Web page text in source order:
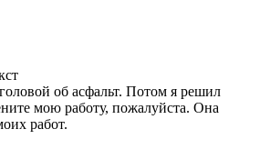
об асфальт. Потом я решил
мою работу, пожалуйста. Она
работ.